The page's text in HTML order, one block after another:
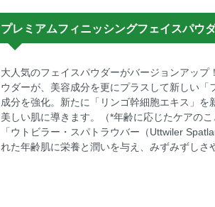
プレミアムフィニッシングフェイスパウ
大人気のフェイスパウダーがバージョンアッ
ウダーが、美容成分を更にプラスして新しい
成分を強化。新たに「リンゴ幹細胞エキス」
美しい肌に導きます。（*年齢に応じたケアの
「ウトビラー・スパトラウバー（Uttwiler
れた年齢肌に栄養と潤いを与え、みずみずしさ